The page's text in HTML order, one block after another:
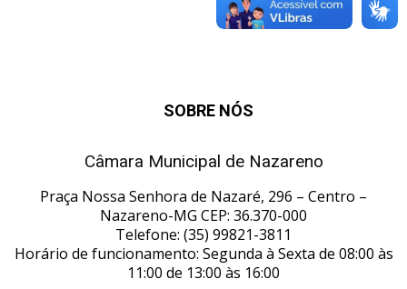
SOBRE NÓS
Câmara Municipal de Nazareno
Praça Nossa Senhora de Nazaré, 296 – Centro –
Nazareno-MG CEP: 36.370-000
Telefone: (35) 99821-3811
Horário de funcionamento: Segunda à Sexta de 08:00 às
11:00 de 13:00 às 16:00